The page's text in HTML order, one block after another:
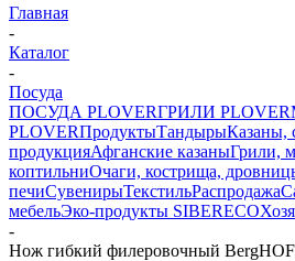
Главная
-
Каталог
-
Посуда
ПОСУДА PLOVERГРИЛИ PLOVER
PLOVERПродуктыТандырыКазаны,
продукцияАфганские казаныГрили,
коптильниОчаги, кострища,
печиСувенирыТекстильРаспродажа
мебельЭко-продукты SIBERECO
-
Нож гибкий филеровочный